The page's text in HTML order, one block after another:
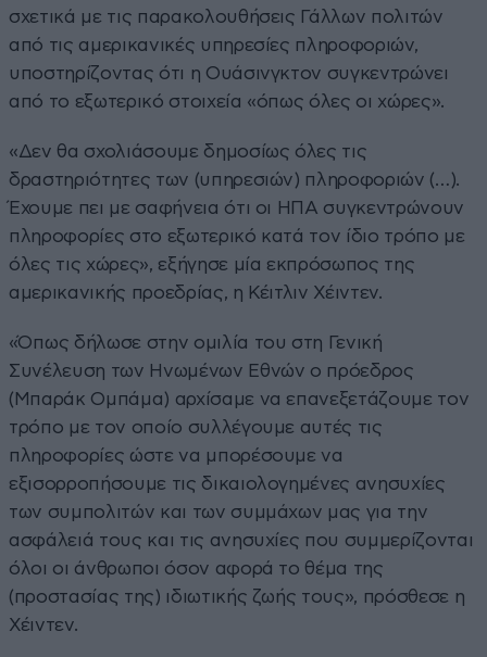
σχετικά με τις παρακολουθήσεις Γάλλων πολιτών
από τις αμερικανικές υπηρεσίες πληροφοριών,
υποστηρίζοντας ότι η Ουάσινγκτον συγκεντρώνει
από το εξωτερικό στοιχεία «όπως όλες οι χώρες».
«Δεν θα σχολιάσουμε δημοσίως όλες τις
δραστηριότητες των (υπηρεσιών) πληροφοριών (…).
Έχουμε πει με σαφήνεια ότι οι ΗΠΑ συγκεντρώνουν
πληροφορίες στο εξωτερικό κατά τον ίδιο τρόπο με
όλες τις χώρες», εξήγησε μία εκπρόσωπος της
αμερικανικής προεδρίας, η Κέιτλιν Χέιντεν.
«Όπως δήλωσε στην ομιλία του στη Γενική
Συνέλευση των Ηνωμένων Εθνών ο πρόεδρος
(Μπαράκ Ομπάμα) αρχίσαμε να επανεξετάζουμε τον
τρόπο με τον οποίο συλλέγουμε αυτές τις
πληροφορίες ώστε να μπορέσουμε να
εξισορροπήσουμε τις δικαιολογημένες ανησυχίες
των συμπολιτών και των συμμάχων μας για την
ασφάλειά τους και τις ανησυχίες που συμμερίζονται
όλοι οι άνθρωποι όσον αφορά το θέμα της
(προστασίας της) ιδιωτικής ζωής τους», πρόσθεσε η
Χέιντεν.